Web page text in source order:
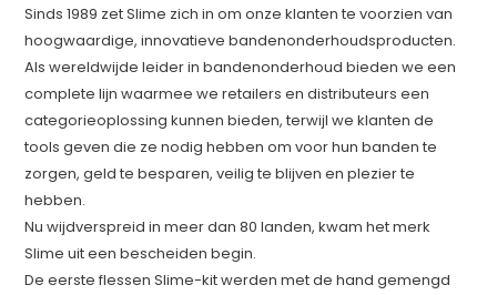
Sinds 1989 zet Slime zich in om onze klanten te voorzien van
hoogwaardige, innovatieve bandenonderhoudsproducten.
Als wereldwijde leider in bandenonderhoud bieden we een
complete lijn waarmee we retailers en distributeurs een
categorieoplossing kunnen bieden, terwijl we klanten de
tools geven die ze nodig hebben om voor hun banden te
zorgen, geld te besparen, veilig te blijven en plezier te
hebben.
Nu wijdverspreid in meer dan 80 landen, kwam het merk
Slime uit een bescheiden begin.
De eerste flessen Slime-kit werden met de hand gemengd